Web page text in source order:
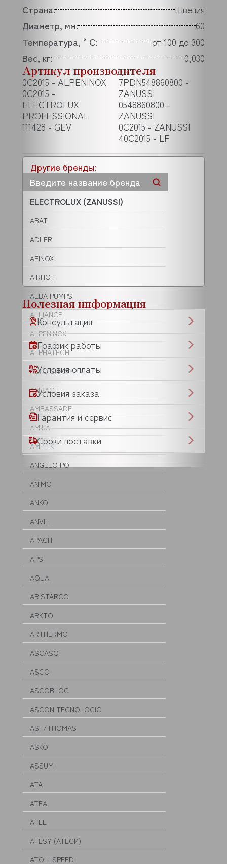
Другие бренды:
ELECTROLUX (ZANUSSI)
ABAT
ADLER
AFINOX
AIRHOT
ALBA PUMPS
ALLIANCE
ALPENINOX
ALPHATECH
ALTO SHAAM
AMBACH
AMBASSADE
AMIKA
AMITEK
ANGELO PO
ANIMO
ANKO
ANVIL
APACH
APS
AQUA
ARISTARCO
ARKTO
ARTHERMO
ASCASO
ASCO
ASCOBLOC
ASCON TECNOLOGIC
ASF/THOMAS
ASKO
ASSUM
ATA
ATEA
ATEL
ATESY (АТЕСИ)
ATOLLSPEED
Страна:
Швеция
Диаметр, мм:
60
Температура, °C:
от 100 до 300
Вес, кг:
0,030
Артикул производителя
0C2015 - ALPENINOX
0C2015 -
ELECTROLUX
PROFESSIONAL
111428 - GEV
7PDN548860800 -
ZANUSSI
0548860800 -
ZANUSSI
0C2015 - ZANUSSI
40C2015 - LF
Полезная информация
Консультация
График работы
Условия оплаты
Условия заказа
Гарантия и сервис
Сроки поставки